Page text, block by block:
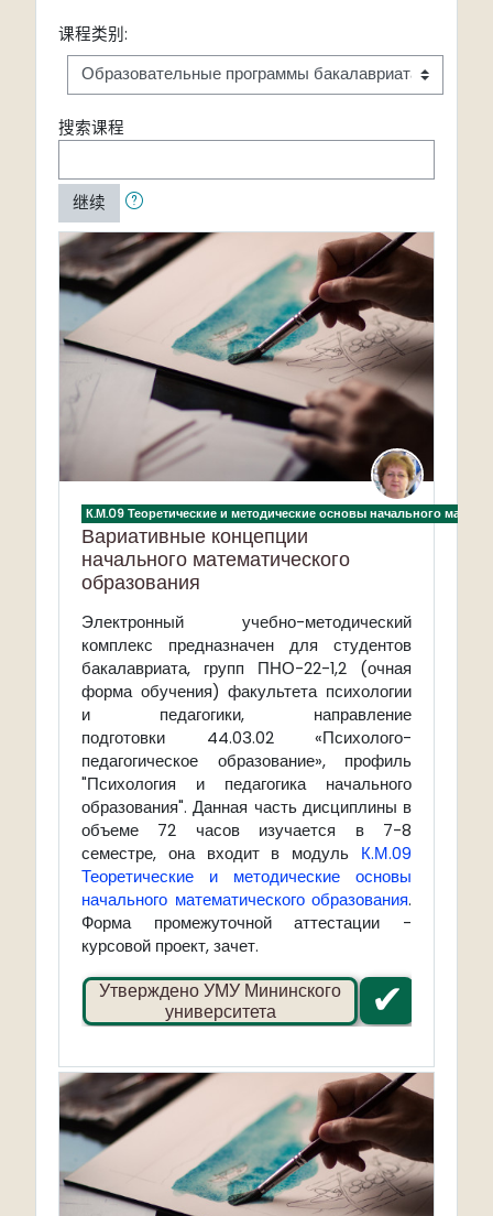
课程类别:
搜索课程
继续
К.М.09 Теоретические и методические основы начального
Вариативные концепции
начального математического
образования
Электронный учебно-методический
комплекс предназначен для студентов
бакалавриата, групп ПНО-22-1,2 (очная
форма обучения) факультета психологии
и педагогики, направление
подготовки 44.03.02 «Психолого-
педагогическое образование», профиль
"Психология и педагогика начального
образования". Данная часть дисциплины в
объеме 72 часов изучается в 7-8
семестре, она входит в модуль К.М.09
Теоретические и методические основы
начального математического образования.
Форма промежуточной аттестации -
курсовой проект, зачет.
Утверждено УМУ Мининского
университета
✔